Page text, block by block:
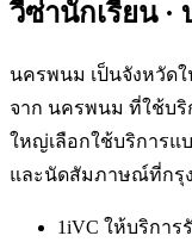
วีซ่านักเรียน·
นครพนม เป็นจังหวัด
จาก นครพนม ที่ใช้บริ
ใหญ่เลือกใช้บริการแ
และนัดสัมภาษณ์ที่กรุ
1iVC ให้บริการ